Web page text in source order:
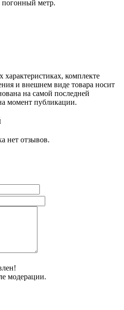
метр.
комплекте
и внешнем виде товара носит
на самой последней
момент публикации.
нет отзывов.
модерации.